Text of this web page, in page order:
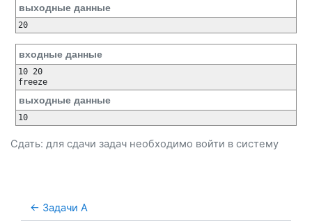
выходные данные
входные данные
10 20
выходные данные
Сдать: для сдачи задач необходимо войти в систему
← Задачи A